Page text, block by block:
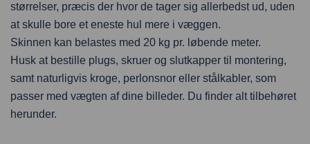
størrelser, præcis der hvor de tager sig allerbedst ud, uden
at skulle bore et eneste hul mere i væggen.
Skinnen kan belastes med 20 kg pr. løbende meter.
Husk at bestille plugs, skruer og slutkapper til montering,
samt naturligvis kroge, perlonsnor eller stålkabler, som
passer med vægten af dine billeder. Du finder alt tilbehøret
herunder.